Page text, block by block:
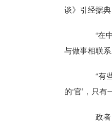
谈》引经据
“在中
与做事相联系
“有些
的‘官’，只
政者